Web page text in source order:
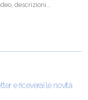
descrizioni...
e riceverai le novità